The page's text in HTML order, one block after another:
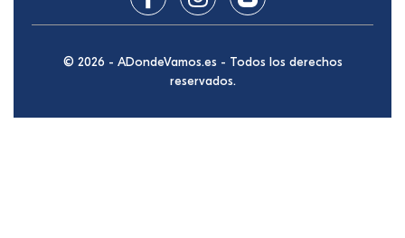
© 2026 - ADondeVamos.es - Todos los derechos
reservados.